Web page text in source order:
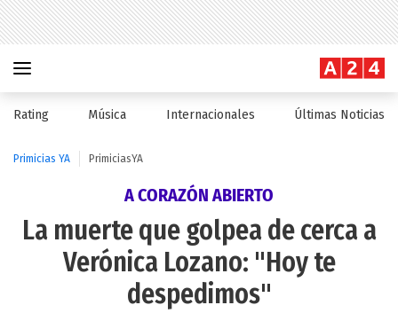
Rating Música Internacionales Últimas Noticias
Primicias YA PrimiciasYA
A CORAZÓN ABIERTO
La muerte que golpea de cerca a
Verónica Lozano: "Hoy te
despedimos"